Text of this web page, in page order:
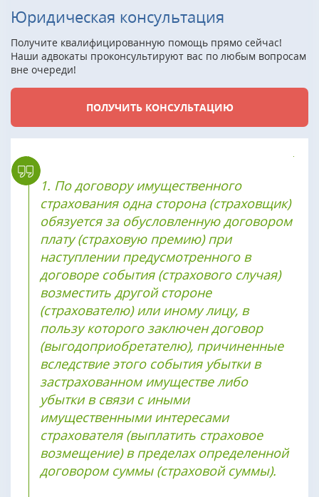
Юридическая консультация
Получите квалифицированную помощь прямо сейчас!
Наши адвокаты проконсультируют вас по любым вопросам
вне очереди!
ПОЛУЧИТЬ КОНСУЛЬТАЦИЮ
1. По договору имущественного
страхования одна сторона (страховщик)
обязуется за обусловленную договором
плату (страховую премию) при
наступлении предусмотренного в
договоре события (страхового случая)
возместить другой стороне
(страхователю) или иному лицу, в
пользу которого заключен договор
(выгодоприобретателю), причиненные
вследствие этого события убытки в
застрахованном имуществе либо
убытки в связи с иными
имущественными интересами
страхователя (выплатить страховое
возмещение) в пределах определенной
договором суммы (страховой суммы).